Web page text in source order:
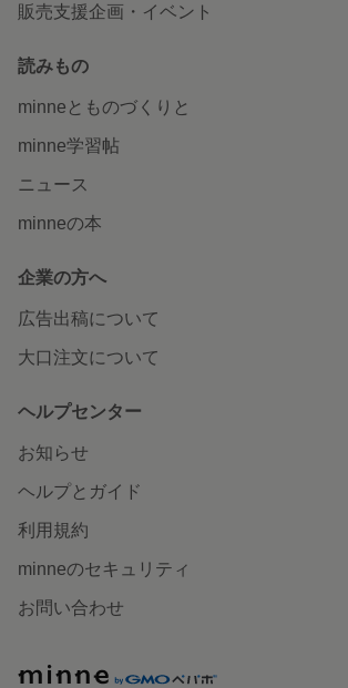
販売支援企画・イベント
読みもの
minneとものづくりと
minne学習帖
ニュース
minneの本
企業の方へ
広告出稿について
大口注文について
ヘルプセンター
お知らせ
ヘルプとガイド
利用規約
minneのセキュリティ
お問い合わせ